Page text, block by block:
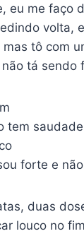
eu me faço
volta,
mas tô com
tá sendo
tem
forte e
duas
louco no